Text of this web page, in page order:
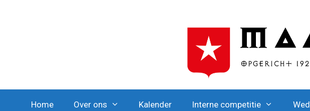
Home Over ons Kalender Interne competitie